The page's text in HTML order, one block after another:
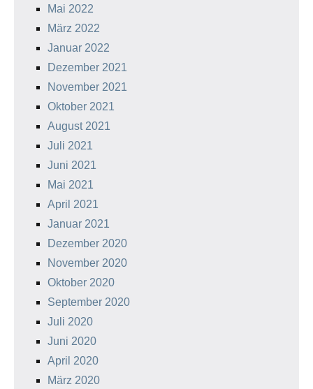
Mai 2022
März 2022
Januar 2022
Dezember 2021
November 2021
Oktober 2021
August 2021
Juli 2021
Juni 2021
Mai 2021
April 2021
Januar 2021
Dezember 2020
November 2020
Oktober 2020
September 2020
Juli 2020
Juni 2020
April 2020
März 2020